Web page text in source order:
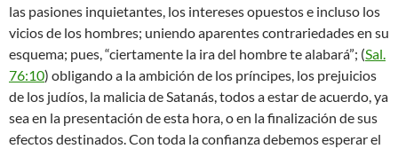
las pasiones inquietantes, los intereses opuestos e incluso los
vicios de los hombres; uniendo aparentes contrariedades en su
esquema; pues, “ciertamente la ira del hombre te alabará”; (Sal.
76:10) obligando a la ambición de los príncipes, los prejuicios
de los judíos, la malicia de Satanás, todos a estar de acuerdo, ya
sea en la presentación de esta hora, o en la finalización de sus
efectos destinados. Con toda la confianza debemos esperar el